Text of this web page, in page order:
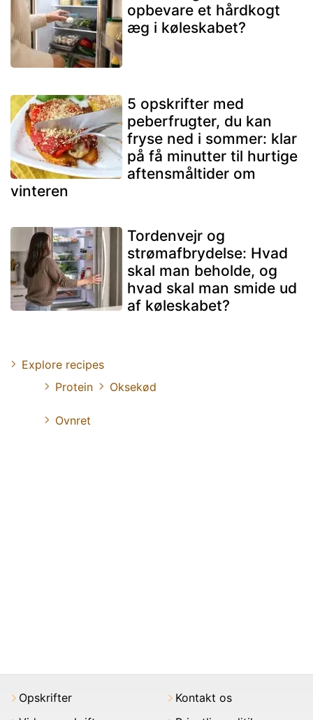
opbevare et hårdkogt
æg i køleskabet?
5 opskrifter med
peberfrugter, du kan
fryse ned i sommer: klar
på få minutter til hurtige
aftensmåltider om
vinteren
Tordenvejr og
strømafbrydelse: Hvad
skal man beholde, og
hvad skal man smide ud
af køleskabet?
Explore recipes
Protein
Oksekød
Ovnret
Opskrifter
Kontakt os